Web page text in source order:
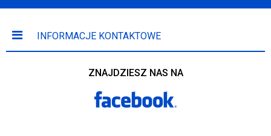
INFORMACJE KONTAKTOWE
ZNAJDZIESZ NAS NA